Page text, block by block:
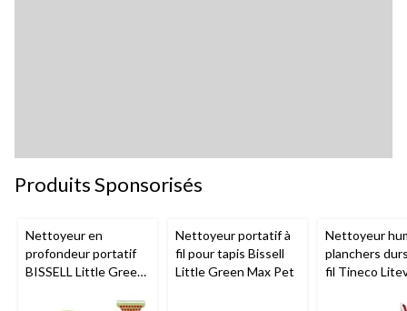
Produits Sponsorisés
Nettoyeur en
profondeur portatif
BISSELL Little Green
tapis et tissus
Nettoyeur portatif à
fil pour tapis Bissell
Little Green Max Pet
Nettoyeur
planchers
fil Tineco